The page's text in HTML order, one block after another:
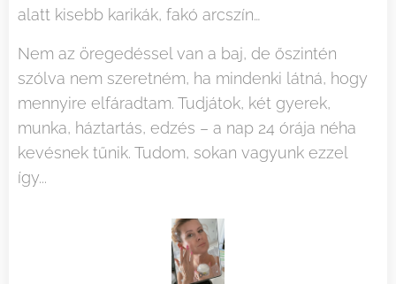
alatt kisebb karikák, fakó arcszín…
Nem az öregedéssel van a baj, de őszintén
szólva nem szeretném, ha mindenki látná, hogy
mennyire elfáradtam. Tudjátok, két gyerek,
munka, háztartás, edzés – a nap 24 órája néha
kevésnek tűnik. Tudom, sokan vagyunk ezzel
így...